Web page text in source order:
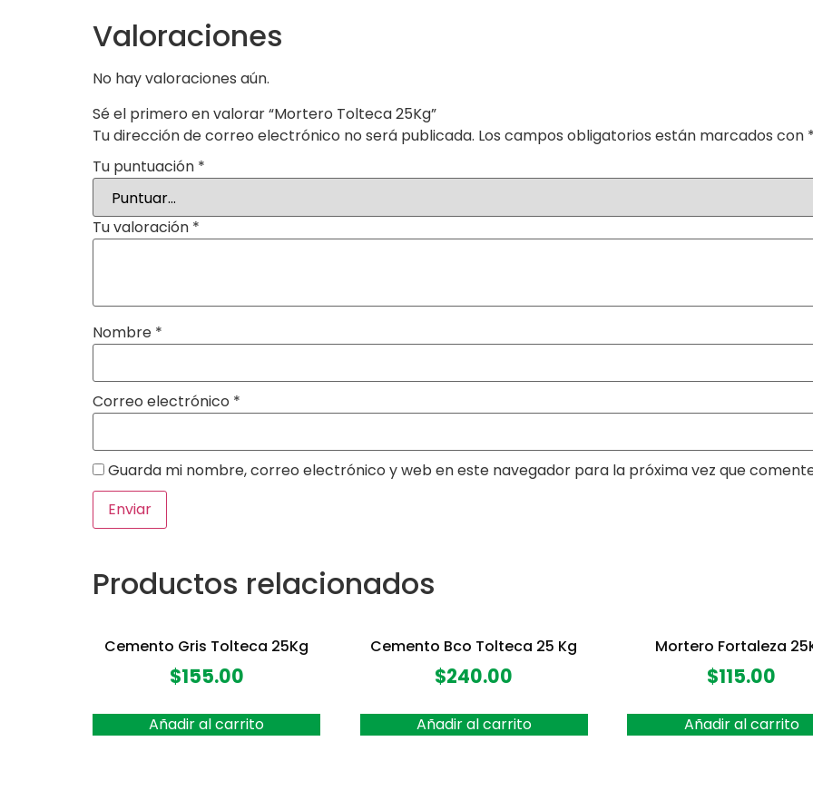
Valoraciones
No hay valoraciones aún.
Sé el primero en valorar “Mortero Tolteca 25Kg”
Tu dirección de correo electrónico no será publicada. Los campos obligatorios están marcados con
Tu puntuación *
Tu valoración *
Nombre *
Correo electrónico *
Guarda mi nombre, correo electrónico y web en este navegador para la próxima vez que
Productos relacionados
Cemento Gris Tolteca 25Kg
$155.00
Añadir al carrito
Cemento Bco Tolteca 25 Kg
$240.00
Añadir al carrito
Mortero Fortaleza
$115.00
Añadir al carrito